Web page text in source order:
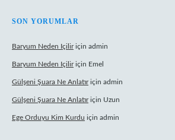
SON YORUMLAR
Baryum Neden Içiliriçin admin
Baryum Neden Içiliriçin Emel
Gülşeni Şuara Ne Anlatıriçin admin
Gülşeni Şuara Ne Anlatıriçin Uzun
Ege Orduyu Kim Kurdu için admin